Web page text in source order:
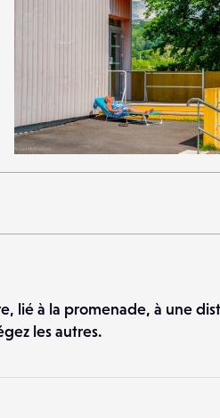
2
22
lié à la promenade, à une
les autres.